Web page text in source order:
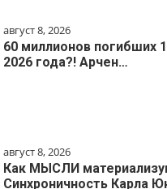
август 8, 2026
60 миллионов погибших
2026 года?! Арчен…
август 8, 2026
Как МЫСЛИ
Синхроничность Карла